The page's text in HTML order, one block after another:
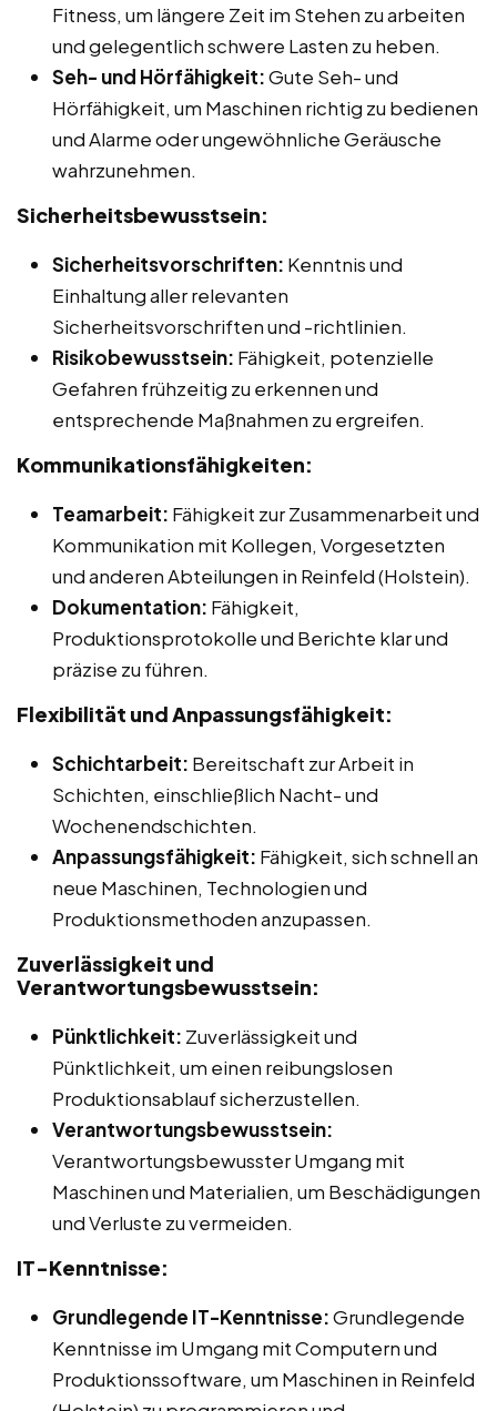
Fitness, um längere Zeit im Stehen zu arbeiten
und gelegentlich schwere Lasten zu heben.
Seh- und Hörfähigkeit:Gute Seh- und
Hörfähigkeit, um Maschinen richtig zu bedienen
und Alarme oder ungewöhnliche Geräusche
wahrzunehmen.
Sicherheitsbewusstsein:
Sicherheitsvorschriften: Kenntnis und
Einhaltung aller relevanten
Sicherheitsvorschriften und -richtlinien.
Risikobewusstsein: Fähigkeit, potenzielle
Gefahren frühzeitig zu erkennen und
entsprechende Maßnahmen zu ergreifen.
Kommunikationsfähigkeiten:
Teamarbeit: Fähigkeit zur Zusammenarbeit und
Kommunikation mit Kollegen, Vorgesetzten
und anderen Abteilungen in Reinfeld (Holstein).
Dokumentation: Fähigkeit,
Produktionsprotokolle und Berichte klar und
präzise zu führen.
Flexibilität und Anpassungsfähigkeit:
Schichtarbeit: Bereitschaft zur Arbeit in
Schichten, einschließlich Nacht- und
Wochenendschichten.
Anpassungsfähigkeit: Fähigkeit, sich schnell an
neue Maschinen, Technologien und
Produktionsmethoden anzupassen.
Zuverlässigkeit und
Verantwortungsbewusstsein:
Pünktlichkeit: Zuverlässigkeit und
Pünktlichkeit, um einen reibungslosen
Produktionsablauf sicherzustellen.
Verantwortungsbewusstsein:
Verantwortungsbewusster Umgang mit
Maschinen und Materialien, um Beschädigungen
und Verluste zu vermeiden.
IT-Kenntnisse:
Grundlegende IT-Kenntnisse:Grundlegende
Kenntnisse im Umgang mit Computern und
Produktionssoftware, um Maschinen in Reinfeld